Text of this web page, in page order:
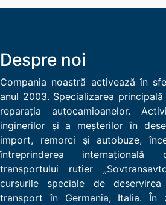
Despre noi
Compania noastră activează în
anul 2003. Specializarea
reparaţia autocamioanelor.
inginerilor şi a meşterilor în
import, remorci şi autobuze,
întreprinderea
transportului rutier
cursurile speciale de
transport în Germania, Italia.